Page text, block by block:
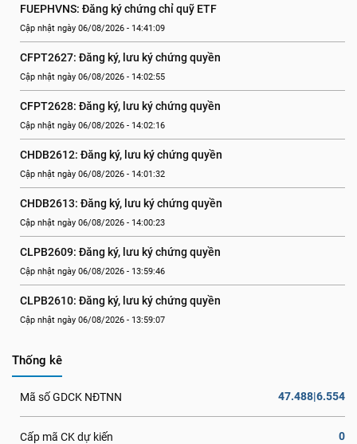
FUEPHVNS: Đăng ký chứng chỉ quỹ ETF
Cập nhật ngày 06/08/2026 - 14:41:09
CFPT2627: Đăng ký, lưu ký chứng quyền
Cập nhật ngày 06/08/2026 - 14:02:55
CFPT2628: Đăng ký, lưu ký chứng quyền
Cập nhật ngày 06/08/2026 - 14:02:16
CHDB2612: Đăng ký, lưu ký chứng quyền
Cập nhật ngày 06/08/2026 - 14:01:32
CHDB2613: Đăng ký, lưu ký chứng quyền
Cập nhật ngày 06/08/2026 - 14:00:23
CLPB2609: Đăng ký, lưu ký chứng quyền
Cập nhật ngày 06/08/2026 - 13:59:46
CLPB2610: Đăng ký, lưu ký chứng quyền
Cập nhật ngày 06/08/2026 - 13:59:07
Thống kê
Mã số GDCK NĐTNN 47.488|6.554
Cấp mã CK dự kiến 0